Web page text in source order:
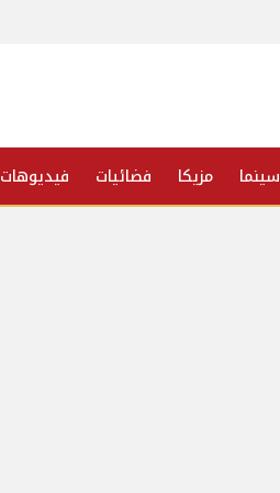
سينما مزيكا فضائيات فيديوهات